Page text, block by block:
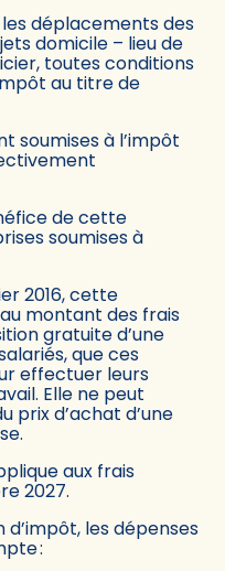
déplacements des
domicile – lieu de
toutes conditions
au titre de
soumises à l’impôt
de cette
soumises à
2016, cette
montant des frais
gratuite d’une
que ces
effectuer leurs
Elle ne peut
prix d’achat d’une
aux frais
2027.
les dépenses
: